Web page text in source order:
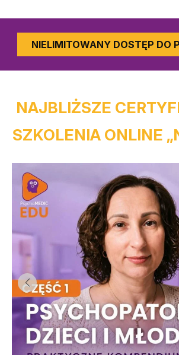
NIELIMITOWANY DOSTĘP DO
NAJBLIŻSZE
SZKOLENIA ONLINE